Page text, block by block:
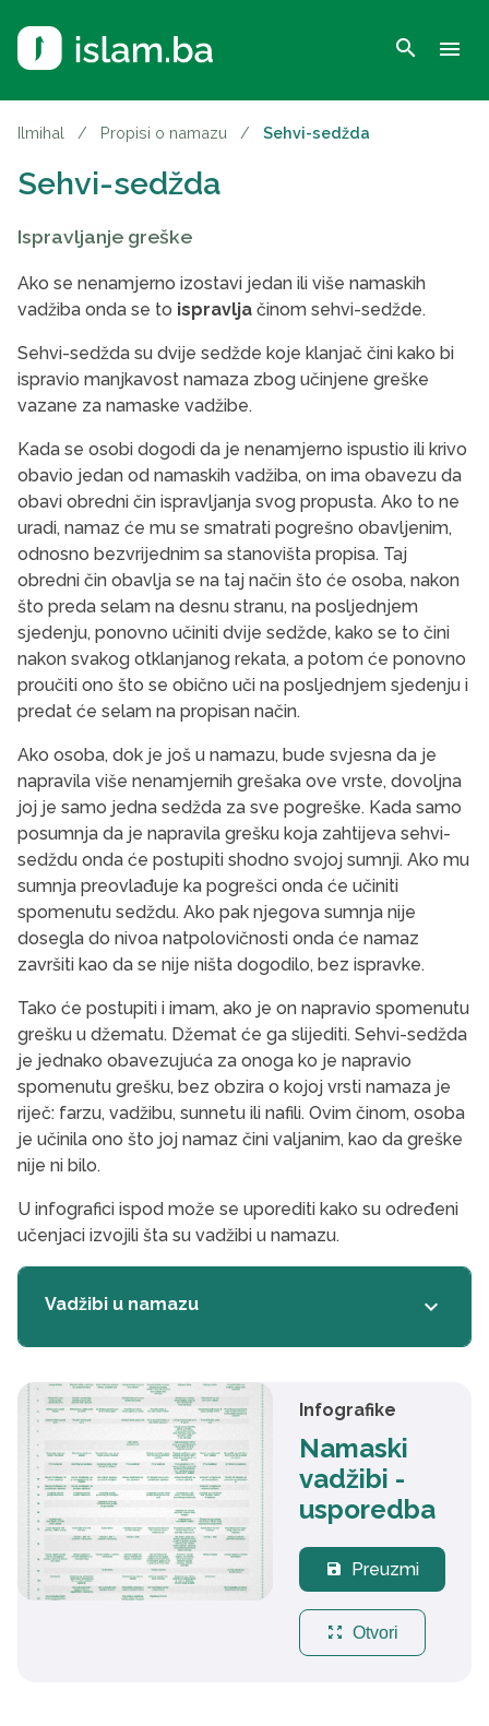
search menu
Ilmihal / Propisi o namazu / Sehvi-sedžda
Sehvi-sedžda
Ispravljanje greške
Ako se nenamjerno izostavi jedan ili više namaskih
vadžiba onda se to ispravlja činom sehvi-sedžde.
Sehvi-sedžda su dvije sedžde koje klanjač čini kako bi
ispravio manjkavost namaza zbog učinjene greške
vazane za namaske vadžibe.
Kada se osobi dogodi da je nenamjerno ispustio ili krivo
obavio jedan od namaskih vadžiba, on ima obavezu da
obavi obredni čin ispravljanja svog propusta. Ako to ne
uradi, namaz će mu se smatrati pogrešno obavljenim,
odnosno bezvrijednim sa stanovišta propisa. Taj
obredni čin obavlja se na taj način što će osoba, nakon
što preda selam na desnu stranu, na posljednjem
sjedenju, ponovno učiniti dvije sedžde, kako se to čini
nakon svakog otklanjanog rekata, a potom će ponovno
proučiti ono što se obično uči na posljednjem sjedenju i
predat će selam na propisan način.
Ako osoba, dok je još u namazu, bude svjesna da je
napravila više nenamjernih grešaka ove vrste, dovoljna
joj je samo jedna sedžda za sve pogreške. Kada samo
posumnja da je napravila grešku koja zahtijeva sehvi-
sedždu onda će postupiti shodno svojoj sumnji. Ako mu
sumnja preovlađuje ka pogrešci onda će učiniti
spomenutu sedždu. Ako pak njegova sumnja nije
dosegla do nivoa natpolovičnosti onda će namaz
završiti kao da se nije ništa dogodilo, bez ispravke.
Tako će postupiti i imam, ako je on napravio spomenutu
grešku u džematu. Džemat će ga slijediti. Sehvi-sedžda
je jednako obavezujuća za onoga ko je napravio
spomenutu grešku, bez obzira o kojoj vrsti namaza je
riječ: farzu, vadžibu, sunnetu ili nafili. Ovim činom, osoba
je učinila ono što joj namaz čini valjanim, kao da greške
nije ni bilo.
U infografici ispod može se uporediti kako su određeni
učenjaci izvojili šta su vadžibi u namazu.
Vadžibi u namazu keyboard_arrow_down
Infografike
Namaski
vadžibi -
usporedba
save Preuzmi
zoom_out_map Otvori